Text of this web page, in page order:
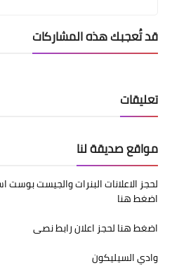
قد تُعجبك هذه المشاركات
تعليقات
مواقع صديقة لنا
اضغط هنا
اضغط هنا لحجز اعلان رابط نصى
وادي السيليكون